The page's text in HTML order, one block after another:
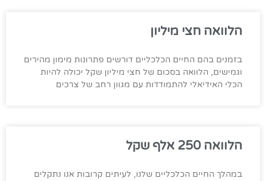
הלוואה חצי מיליון
בזמנים בהם החיים הכלכליים דורשים פתרונות מימון מהירים
וגמישים, הלוואה בסכום של חצי מיליון שקל יכולה להיות
הכלי האידיאלי להתמודדות עם מגוון רחב של צרכים
הלוואה 250 אלף שקל
במהלך החיים הכלכליים שלנו, לעיתים קרובות אנו נתקלים